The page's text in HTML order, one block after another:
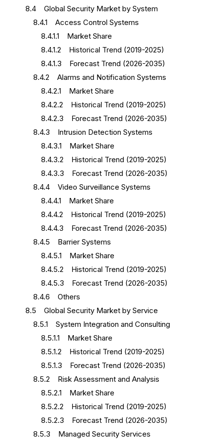
8.4 Global Security Market by System
8.4.1 Access Control Systems
8.4.1.1 Market Share
8.4.1.2 Historical Trend (2019-2025)
8.4.1.3 Forecast Trend (2026-2035)
8.4.2 Alarms and Notification Systems
8.4.2.1 Market Share
8.4.2.2 Historical Trend (2019-2025)
8.4.2.3 Forecast Trend (2026-2035)
8.4.3 Intrusion Detection Systems
8.4.3.1 Market Share
8.4.3.2 Historical Trend (2019-2025)
8.4.3.3 Forecast Trend (2026-2035)
8.4.4 Video Surveillance Systems
8.4.4.1 Market Share
8.4.4.2 Historical Trend (2019-2025)
8.4.4.3 Forecast Trend (2026-2035)
8.4.5 Barrier Systems
8.4.5.1 Market Share
8.4.5.2 Historical Trend (2019-2025)
8.4.5.3 Forecast Trend (2026-2035)
8.4.6 Others
8.5 Global Security Market by Service
8.5.1 System Integration and Consulting
8.5.1.1 Market Share
8.5.1.2 Historical Trend (2019-2025)
8.5.1.3 Forecast Trend (2026-2035)
8.5.2 Risk Assessment and Analysis
8.5.2.1 Market Share
8.5.2.2 Historical Trend (2019-2025)
8.5.2.3 Forecast Trend (2026-2035)
8.5.3 Managed Security Services